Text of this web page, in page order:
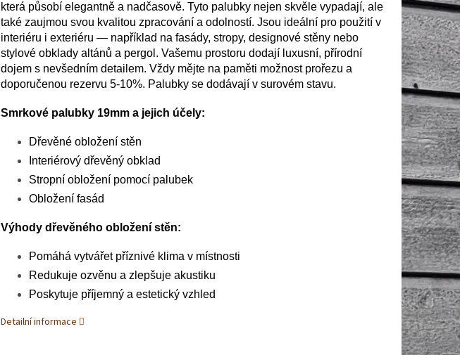
která působí elegantně a nadčasově. Tyto palubky nejen skvěle vypadají, ale
také zaujmou svou kvalitou zpracování a odolností. Jsou ideální pro použití v
interiéru i exteriéru — například na fasády, stropy, designové stěny nebo
stylové obklady altánů a pergol. Vašemu prostoru dodají luxusní, přírodní
dojem s nevšedním detailem. Vždy mějte na paměti možnost prořezu a
doporučenou rezervu 5-10%. Palubky se dodávají v surovém stavu.
Smrkové palubky 19mm a jejich účely:
Dřevěné obložení stěn
Interiérový dřevěný obklad
Stropní obložení pomocí palubek
Obložení fasád
Výhody dřevěného obložení stěn:
Pomáhá vytvářet příznivé klima v místnosti
Redukuje ozvěnu a zlepšuje akustiku
Poskytuje příjemný a estetický vzhled
Detailní informace